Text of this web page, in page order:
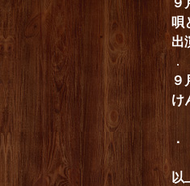
唄
出
．
９
け
．
以